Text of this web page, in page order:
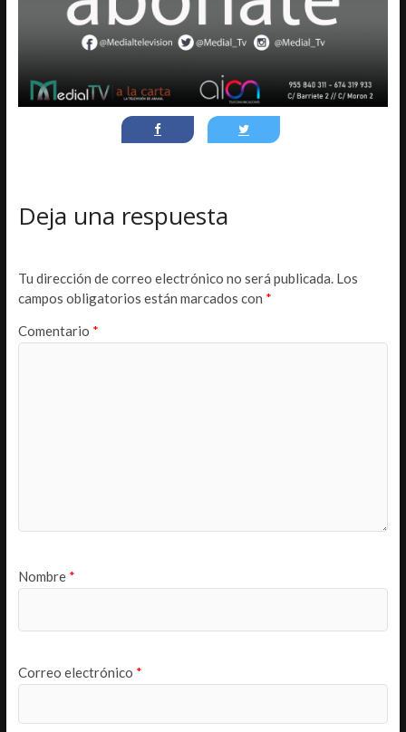
Deja una respuesta
Tu dirección de correo electrónico no será publicada. Los
campos obligatorios están marcados con *
Comentario *
Nombre *
Correo electrónico *